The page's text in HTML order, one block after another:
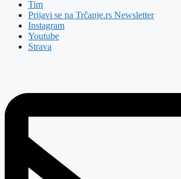
Tim
Prijavi se na Trčanje.rs Newsletter
Instagram
Youtube
Strava